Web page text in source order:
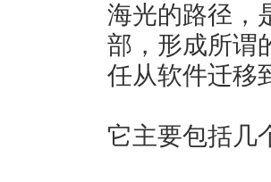
海光的路径，
部，形成所谓
任从软件迁移
它主要包括几